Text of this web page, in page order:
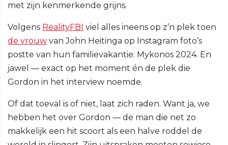
met zijn kenmerkende grijns.
Volgens RealityFBI viel alles ineens op z’n plek toen
de vrouw van John Heitinga op Instagram foto’s
postte van hun familievakantie: Mykonos 2024. En
jawel — exact op het moment én de plek die
Gordon in het interview noemde.
Of dat toeval is of niet, laat zich raden. Want ja, we
hebben het over Gordon — de man die net zo
makkelijk een hit scoort als een halve roddel de